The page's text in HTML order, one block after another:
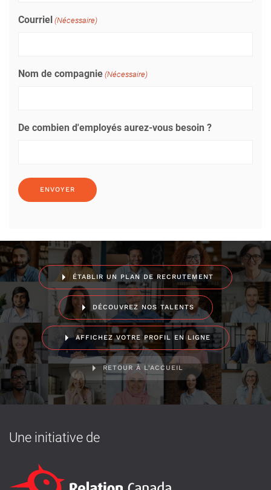
Courriel (Nécessaire)
Nom de compagnie (Nécessaire)
De combien d'employés aurez-vous besoin ?
ÉTABLIR UN PLAN DE RECRUTEMENT
DÉCOUVREZ NOS TALENTS
AFFICHEZ VOTRE PROFIL EN LIGNE
RETOUR À L'ACCUEIL
Une initiative de